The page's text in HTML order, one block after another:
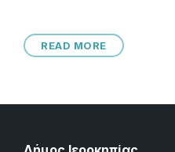
READ MORE